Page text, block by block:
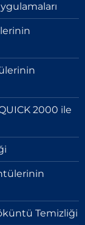
2000 ile
Temizliği